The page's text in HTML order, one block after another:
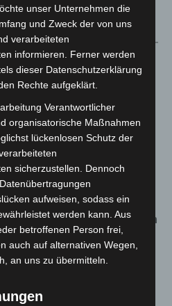
vom Autor
Abschaltung von
Market“ erhoben
Polizei stoppt 166
bei
und Zscaler starten
Cloud-Sicherheitsplattform
unser Unternehmen die
und Zweck der von uns
verarbeiteten
informieren. Ferner werden
dieser Datenschutzerklärung
Rechte aufgeklärt.
Verantwortlicher
organisatorische Maßnahmen
lückenlosen Schutz der
sicherzustellen. Dennoch
aufweisen, sodass ein
werden kann. Aus
betroffenen Person frei,
auch auf alternativen Wegen,
an uns zu übermitteln.